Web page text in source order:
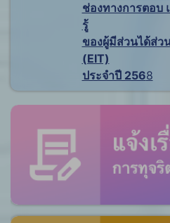
ช่องทางการตอบ
รู้
ของผู้มีส่วนได้ส่ว
(EIT)
ประจำปี 2568